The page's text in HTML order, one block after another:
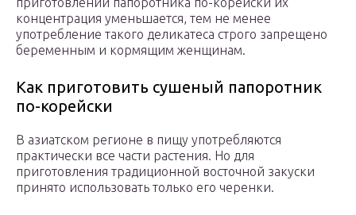
концентрация уменьшается, тем не менее
употребление такого деликатеса строго запрещено
беременным и кормящим женщинам.
Как приготовить сушеный папоротник
по-корейски
В азиатском регионе в пищу употребляются
практически все части растения. Но для
приготовления традиционной восточной закуски
принято использовать только его черенки.